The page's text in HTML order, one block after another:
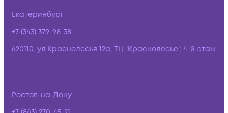
Екатеринбург
+7 (343) 379-98-38
620110, ул.Краснолесья 12а, ТЦ "Краснолесье", 4-й этаж
Ростов-на-Дону